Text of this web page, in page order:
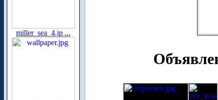
miller_sea_4.jp ...